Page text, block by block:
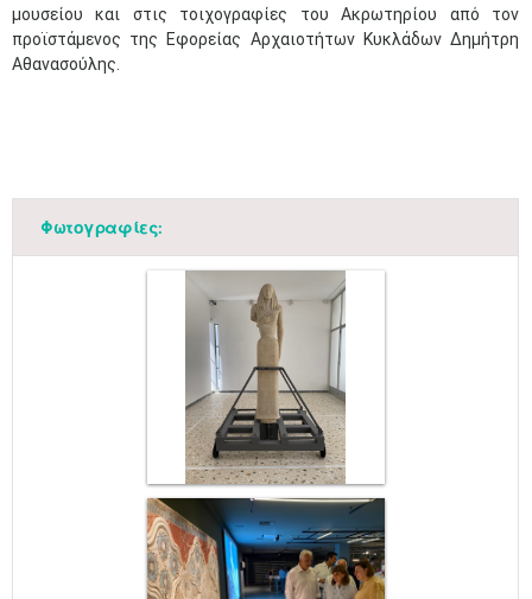
μουσείου και στις τοιχογραφίες του Ακρωτηρίου από τον
προϊστάμενος της Εφορείας Αρχαιοτήτων Κυκλάδων Δημήτρη
Αθανασούλης.
Φωτογραφίες: